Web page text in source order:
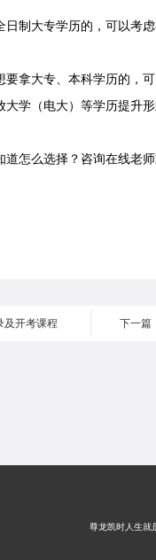
制大专学历的，可以考虑
拿大专、本科学历的，可
大学（电大）等学历提升
道怎么选择？咨询在线老
及开考课程 下一篇
尊龙凯时人生就